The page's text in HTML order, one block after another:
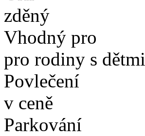
zděný
Vhodný pro
pro rodiny s dětmi
Povlečení
v ceně
Parkování